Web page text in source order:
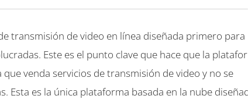
transmisión de video en línea diseñada primero para
Este es el punto clave que hace que la
venda servicios de transmisión de video y no se
es la única plataforma basada en la nube